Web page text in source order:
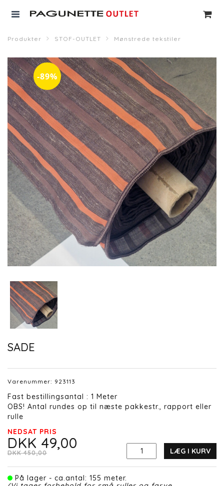
Produkter STOF-OUTLET Mønstrede tekstiler
-89%
SADE
Varenummer: 923113
Fast bestillingsantal : 1 Meter
OBS! Antal rundes op til næste pakkestr., rapport eller
rulle
NEDSAT PRIS
DKK 49,00
DKK 450,00 LÆG I KURV
På lager - ca.antal: 155 meter.